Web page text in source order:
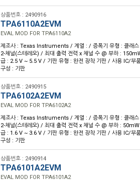
상품번호 : 2490916
TPA6110A2EVM
EVAL MOD FOR TPA6110A2
제조사 : Texas Instruments / 계열 : / 증폭기 유형 : 클래스
2-채널(스테레오) / 최대 출력 전력 x 채널 수 @ 부하 :
급 : 2.5 V ~ 5.5 V / 기판 유형 : 완전 장착 기판 / 사용 IC/부
구성 : 기판
상품번호 : 2490915
TPA6102A2EVM
EVAL MOD FOR TPA6102A2
제조사 : Texas Instruments / 계열 : / 증폭기 유형 : 클래스
2-채널(스테레오) / 최대 출력 전력 x 채널 수 @ 부하 :
급 : 1.6 V ~ 3.6 V / 기판 유형 : 완전 장착 기판 / 사용 IC/부
구성 : 기판
상품번호 : 2490914
TPA6101A2EVM
EVAL MOD FOR TPA6101A2